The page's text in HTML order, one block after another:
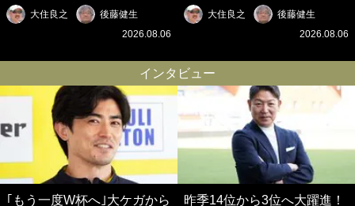
混戦のJ2はRB大宮に注目！
歴代最強の日本代表をJリー
の秋春制｣の大激論】(6)
大住良之
後藤健生
2026.08.06
切れないJクラブの課題と、
｢0円欧州移籍｣撲滅への処方
春制｣の大激論】(5)
大住良之
後藤健生
2026.08.06
インタビュー
｢もう一度W杯へ｣大ケガから
昨季14位から3位へ大躍進！